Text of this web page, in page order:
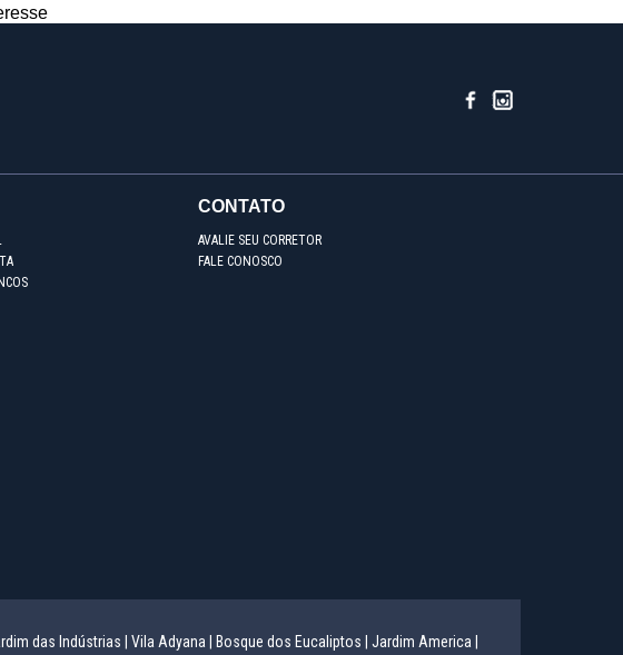
CONTATO
AVALIE SEU CORRETOR
FALE CONOSCO
das Indústrias | Vila Adyana | Bosque dos Eucaliptos |
Jardim America |